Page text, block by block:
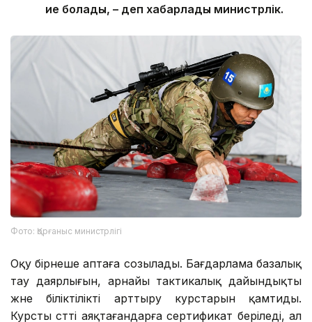
ие болады, – деп хабарлады министрлік.
Фото: Қорғаныс министрлігі
Оқу бірнеше аптаға созылады. Бағдарлама базалық
тау даярлығын, арнайы тактикалық дайындықты
және біліктілікті арттыру курстарын қамтиды.
Курсты сәтті аяқтағандарға сертификат беріледі, ал